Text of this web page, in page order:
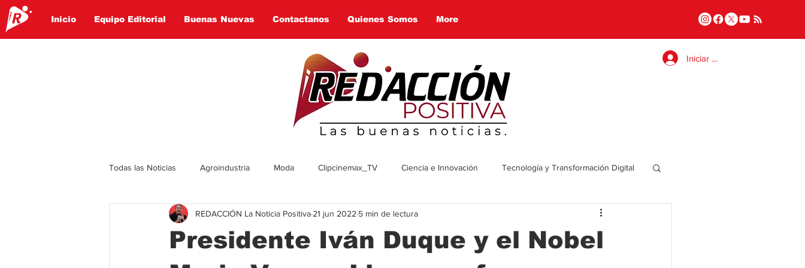
Inicio Equipo Editorial Buenas Nuevas Contactanos Quienes Somos More
Iniciar sesión
Todas las Noticias Agroindustria Moda Clipcinemax_TV Ciencia e Innovación Tecnología y Transformación Digital
Politica Entretenimiento Deportes Tecnologia
Educación Turismo Economía Política Social
Presidente Iván Duque y el Nobel
REDACCIÓN La Noticia Positiva 21 jun 2022 5 min de lectura